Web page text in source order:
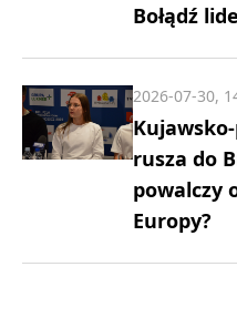
Bołądź
rusza do
powalczy
Europy?
2026-07-30,